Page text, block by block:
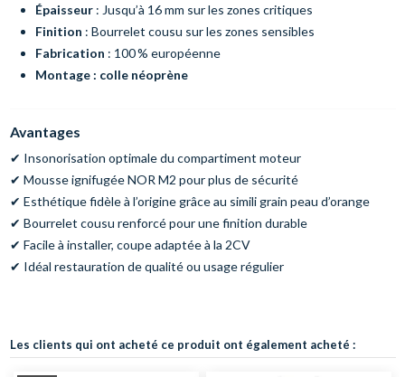
Épaisseur: Jusqu’à 16 mm sur les zones critiques
Finition : Bourrelet cousu sur les zones sensibles
Fabrication : 100 % européenne
Montage : colle néoprène
Avantages
✔ Insonorisation optimale du compartiment moteur
✔ Mousse ignifugée NOR M2 pour plus de sécurité
✔ Esthétique fidèle à l’origine grâce au simili grain peau d’orange
✔ Bourrelet cousu renforcé pour une finition durable
✔ Facile à installer, coupe adaptée à la 2CV
✔ Idéal restauration de qualité ou usage régulier
Les clients qui ont acheté ce produit ont également acheté :